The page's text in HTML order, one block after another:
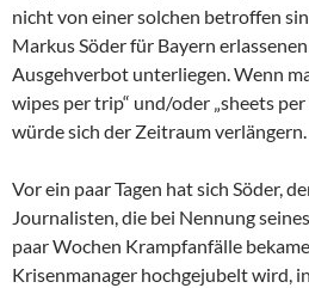
nicht von einer solchen betroffen
Markus Söder für Bayern
Ausgehverbot unterliegen. Wenn
wipes per trip“ und/oder „sheets
würde sich der Zeitraum verlängern.
Vor ein paar Tagen hat sich Söder,
Journalisten, die bei Nennung
paar Wochen Krampfanfälle
Krisenmanager hochgejubelt wird,